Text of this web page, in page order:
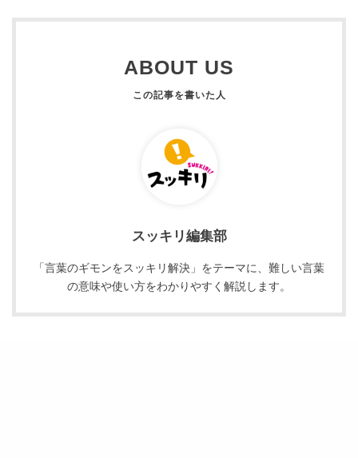
ABOUT US
スッキリ編集部
「言葉のギモンをスッキリ解決」をテーマに、難しい言葉
の意味や使い方をわかりやすく解説します。